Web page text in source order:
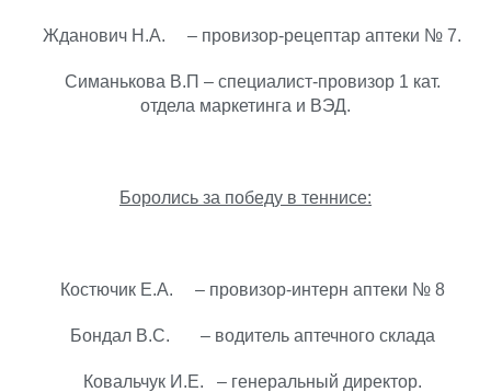
Жданович Н.А. – провизор-рецептар аптеки № 7.
Симанькова В.П – специалист-провизор 1 кат.
отдела маркетинга и ВЭД.
Боролись за победу в теннисе:
Костючик Е.А. – провизор-интерн аптеки № 8
Бондал В.С. – водитель аптечного склада
Ковальчук И.Е. – генеральный директор.